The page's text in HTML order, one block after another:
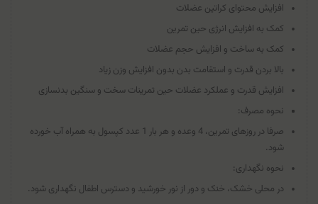
افزایش محتوای کراتین عضلات
کمک به افزایش انرژی حین تمرین
کمک به ساخت و افزایش حجم عضلات
بالا بردن قدرت و استقامت بدن بدون افزایش وزن زیاد
افزایش قدرت و عملکرد عضلات حین تمرینات سخت و سنگین بدنسازی
نحوه مصرف:
صرفا در روزهای تمرین، 4 وعده و هر بار 1 عدد کپسول به همراه آب خورده
شود.
نحوه نگهداری:
در محلی خشک، خنک و دور از نور خورشید و دسترس اطفال نگهداری شود.